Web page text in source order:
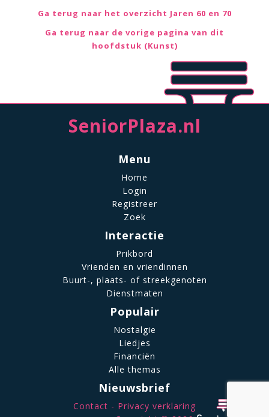
Ga terug naar het overzicht Jaren 60 en 70
Ga terug naar de vorige pagina van dit
hoofdstuk (Kunst)
SeniorPlaza.nl
Menu
Home
Login
Registreer
Zoek
Interactie
Prikbord
Vrienden en vriendinnen
Buurt-, plaats- of streekgenoten
Dienstmaten
Populair
Nostalgie
Liedjes
Financiën
Alle themas
Nieuwsbrief
Contact
Privacy verklaring